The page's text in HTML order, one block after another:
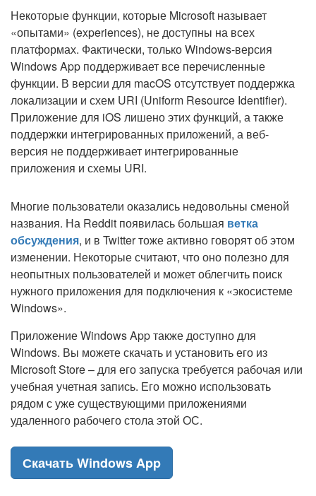
Некоторые функции, которые Microsoft называет
«опытами» (experiences), не доступны на всех
платформах. Фактически, только Windows-версия
Windows App поддерживает все перечисленные
функции. В версии для macOS отсутствует поддержка
локализации и схем URI (Uniform Resource Identifier).
Приложение для iOS лишено этих функций, а также
поддержки интегрированных приложений, а веб-
версия не поддерживает интегрированные
приложения и схемы URI.
Многие пользователи оказались недовольны сменой
названия. На Reddit появилась большая ветка
обсуждения, и в Twitter тоже активно говорят об этом
изменении. Некоторые считают, что оно полезно для
неопытных пользователей и может облегчить поиск
нужного приложения для подключения к «экосистеме
Windows».
Приложение Windows App также доступно для
Windows. Вы можете скачать и установить его из
Microsoft Store – для его запуска требуется рабочая или
учебная учетная запись. Его можно использовать
рядом с уже существующими приложениями
удаленного рабочего стола этой ОС.
Скачать Windows App